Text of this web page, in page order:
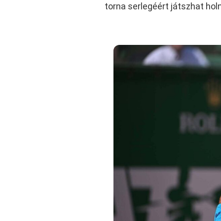
torna serlegéért játszhat